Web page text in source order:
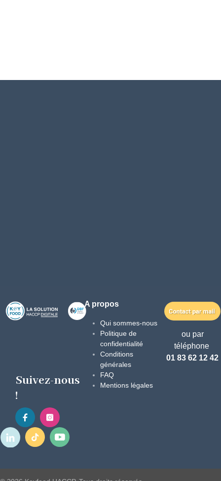
Suivez-nous
!
A propos
Qui sommes-nous
Politique de
confidentialité
Conditions
générales
FAQ
Mentions légales
ou par
téléphone
01 83 62 12 42